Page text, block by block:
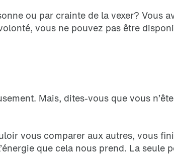
ou par crainte de la vexer? Vous
vous ne pouvez pas être
Mais, dites-vous que vous
vous comparer aux autres, vous
que cela nous prend. La seule